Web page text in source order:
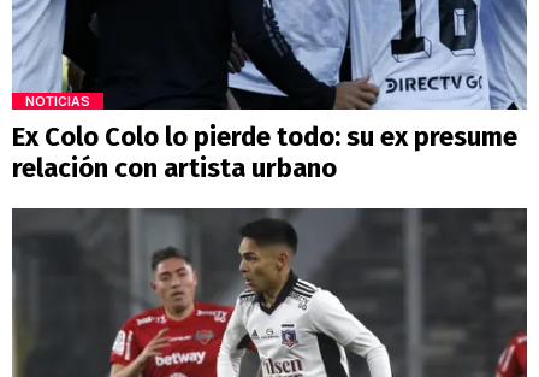
NOTICIAS
Ex Colo Colo lo pierde todo: su ex presume
relación con artista urbano